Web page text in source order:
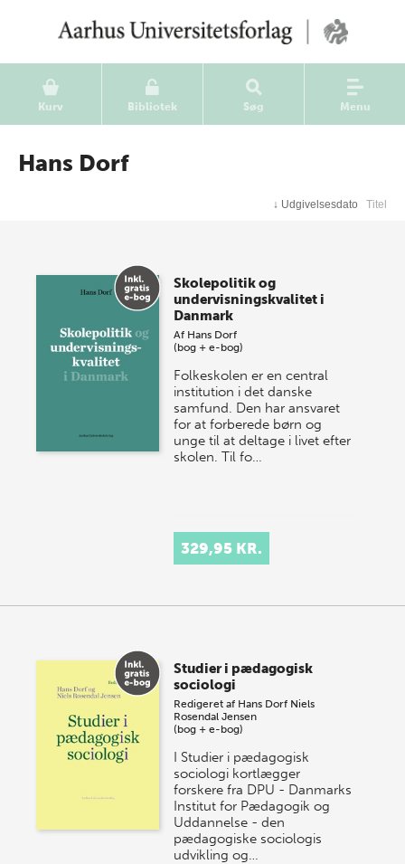
Kurv Bibliotek Søg Menu
Hans Dorf
↓ Udgivelsesdato Titel
Skolepolitik og
undervisningskvalitet i
Danmark
Af Hans Dorf
(bog + e-bog)
Folkeskolen er en central
institution i det danske
samfund. Den har ansvaret
for at forberede børn og
unge til at deltage i livet efter
skolen. Til fo…
329,95 KR.
Studier i pædagogisk
sociologi
Redigeret af Hans Dorf Niels
Rosendal Jensen
(bog + e-bog)
I Studier i pædagogisk
sociologi kortlægger
forskere fra DPU - Danmarks
Institut for Pædagogik og
Uddannelse - den
pædagogiske sociologis
udvikling og…